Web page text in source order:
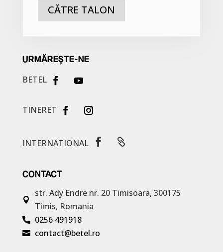
CĂTRE TALON
URMĂREȘTE-NE
BETEL
TINERET
INTERNATIONAL  
CONTACT

str. Ady Endre nr. 20 Timisoara, 300175
Timis, Romania
 0256 491918
 contact@betel.ro